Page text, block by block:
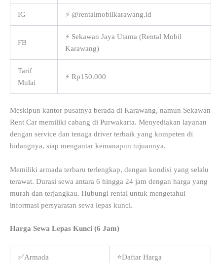
IG ⚡ @rentalmobilkarawang.id
FB
⚡ Sekawan Jaya Utama (Rental Mobil
Karawang)
Tarif
Mulai
⚡ Rp150.000
Meskipun kantor pusatnya berada di Karawang, namun Sekawan
Rent Car memiliki cabang di Purwakarta. Menyediakan layanan
dengan service dan tenaga driver terbaik yang kompeten di
bidangnya, siap mengantar kemanapun tujuannya.
Memiliki armada terbaru terlengkap, dengan kondisi yang selalu
terawat. Durasi sewa antara 6 hingga 24 jam dengan harga yang
murah dan terjangkau. Hubungi rental untuk mengetahui
informasi persyaratan sewa lepas kunci.
Harga Sewa Lepas Kunci (6 Jam)
✅Armada ⭐Daftar Harga